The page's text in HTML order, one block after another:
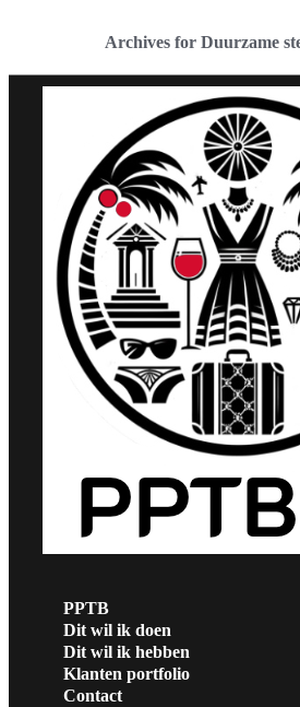
Archives for Duurzame
PPTB
Dit wil ik doen
Dit wil ik hebben
Klanten portfolio
Contact